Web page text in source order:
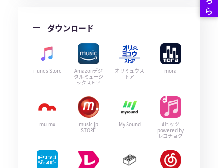
ダウンロード
iTunes Store
Amazonデジ
タルミュージ
ックストア
オリミュウス
トア
mora
mu-mo
music.jp
STORE
My Sound
dヒッツ
powered by
レコチョク